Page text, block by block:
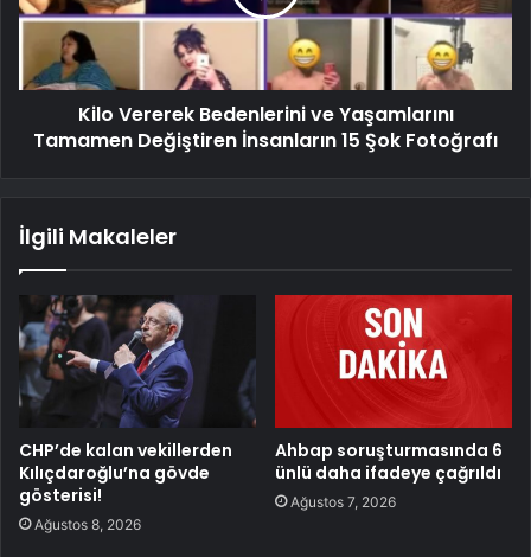
Kilo Vererek Bedenlerini ve Yaşamlarını
Tamamen Değiştiren İnsanların 15 Şok Fotoğrafı
İlgili Makaleler
CHP’de kalan vekillerden
Kılıçdaroğlu’na gövde
gösterisi!
Ağustos 8, 2026
Ahbap soruşturmasında 6
ünlü daha ifadeye çağrıldı
Ağustos 7, 2026